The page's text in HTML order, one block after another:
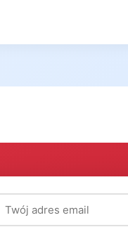
email (wymagany)